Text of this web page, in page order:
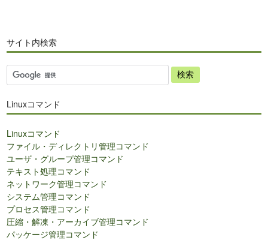
サイト内検索
サ
イ
内
索
Linuxコマンド
Linuxコマンド
ファイル・ディレクトリ管理コマンド
ユーザ・グループ管理コマンド
テキスト処理コマンド
ネットワーク管理コマンド
システム管理コマンド
プロセス管理コマンド
圧縮・解凍・アーカイブ管理コマンド
パッケージ管理コマンド